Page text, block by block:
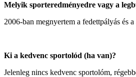
Melyik sporteredményedre vagy a
2006-ban megnyertem a fedettpályás és
Ki a kedvenc sportolód (ha van)?
Jelenleg nincs kedvenc sportolóm,